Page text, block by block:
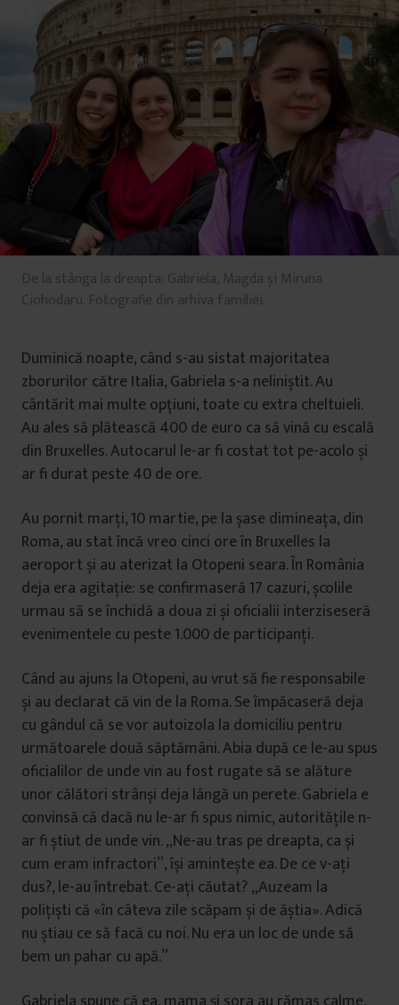
De la stânga la dreapta: Gabriela, Magda și Miruna
Ciohodaru. Fotografie din arhiva familiei.
Duminică noapte, când s-au sistat majoritatea
zborurilor către Italia, Gabriela s-a neliniștit. Au
cântărit mai multe opțiuni, toate cu extra cheltuieli.
Au ales să plătească 400 de euro ca să vină cu escală
din Bruxelles. Autocarul le-ar fi costat tot pe-acolo și
ar fi durat peste 40 de ore.
Au pornit marți, 10 martie, pe la șase dimineața, din
Roma, au stat încă vreo cinci ore în Bruxelles la
aeroport și au aterizat la Otopeni seara. În România
deja era agitație: se confirmaseră 17 cazuri, școlile
urmau să se închidă a doua zi și oficialii interziseseră
evenimentele cu peste 1.000 de participanți.
Când au ajuns la Otopeni, au vrut să fie responsabile
și au declarat că vin de la Roma. Se împăcaseră deja
cu gândul că se vor autoizola la domiciliu pentru
următoarele două săptămâni. Abia după ce le-au spus
oficialilor de unde vin au fost rugate să se alăture
unor călători strânși deja lângă un perete. Gabriela e
convinsă că dacă nu le-ar fi spus nimic, autoritățile n-
ar fi știut de unde vin. „Ne-au tras pe dreapta, ca și
cum eram infractori”, își amintește ea. De ce v-ați
dus?, le-au întrebat. Ce-ați căutat? „Auzeam la
polițiști că «în câteva zile scăpam și de ăștia». Adică
nu știau ce să facă cu noi. Nu era un loc de unde să
bem un pahar cu apă.”